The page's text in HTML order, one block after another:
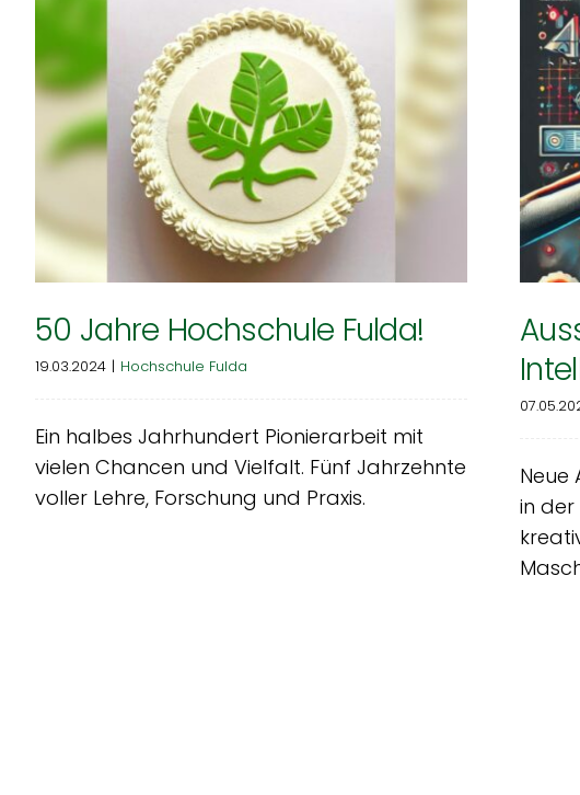
50 Jahre Hochschule Fulda!
19.03.2024 | Hochschule Fulda
Ein halbes Jahrhundert Pionierarbeit mit
vielen Chancen und Vielfalt. Fünf Jahrzehnte
voller Lehre, Forschung und Praxis.
Ausstellung „Künstlerische
Intelligenz“
Hochschule Fulda
Neue
in der